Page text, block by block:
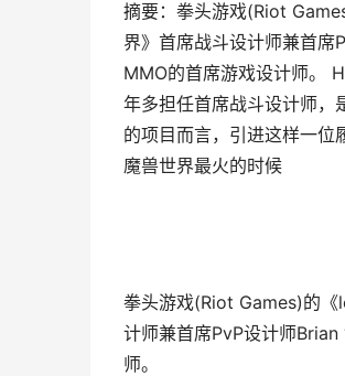
摘要：拳头游戏(Riot
界》首席战斗设计师兼首
MMO的首席游戏设计师。
年多担任首席战斗设计师，
的项目而言，引进这样一
魔兽世界最火的时候
拳头游戏(Riot Games)的《
计师兼首席PvP设计师
师。